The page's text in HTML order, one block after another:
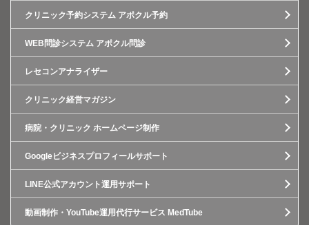
クリニック予約システム アポクル予約
WEB問診システム アポクル問診
レセコンアナライザー
クリニック経営マガジン
病院・クリニック ホームページ制作
Googleビジネスプロフィールサポート
LINE公式アカウント運用サポート
動画制作・YouTube運用代行サービス MedTube